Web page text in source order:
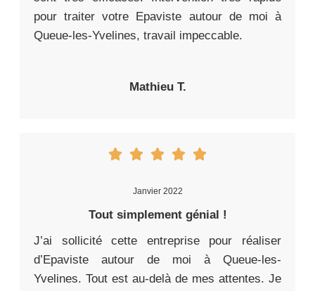
pour traiter votre Epaviste autour de moi à
Queue-les-Yvelines, travail impeccable.
Mathieu T.
Janvier 2022
Tout simplement génial !
J’ai sollicité cette entreprise pour réaliser
d’Epaviste autour de moi à Queue-les-
Yvelines. Tout est au-delà de mes attentes. Je